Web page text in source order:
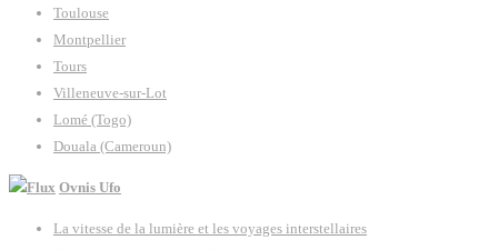
Toulouse
Montpellier
Tours
Villeneuve-sur-Lot
Lomé (Togo)
Douala (Cameroun)
Ovnis Ufo
La vitesse de la lumière et les voyages interstellaires